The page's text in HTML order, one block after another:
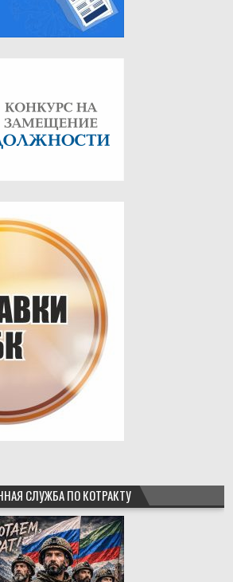
СЛУЖБА ПО КОТРАКТУ